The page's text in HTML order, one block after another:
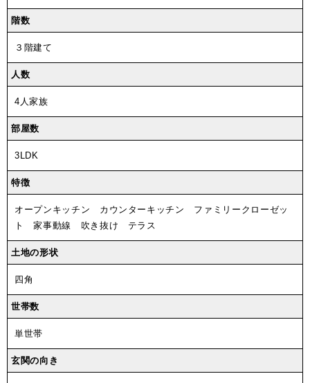
階数
３階建て
人数
4人家族
部屋数
3LDK
特徴
オープンキッチン カウンターキッチン ファミリークローゼッ
ト 家事動線 吹き抜け テラス
土地の形状
四角
世帯数
単世帯
玄関の向き